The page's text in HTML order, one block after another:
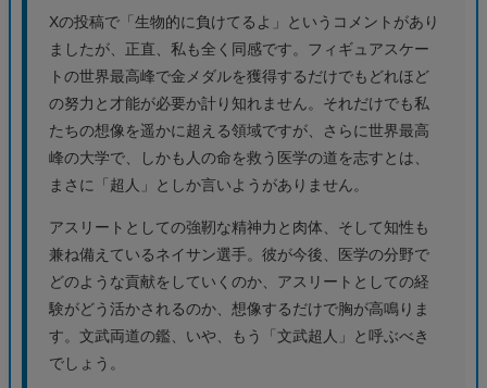
Xの投稿で「生物的に負けてるよ」というコメントがあり
ましたが、正直、私も全く同感です。フィギュアスケー
トの世界最高峰で金メダルを獲得するだけでもどれほど
の努力と才能が必要か計り知れません。それだけでも私
たちの想像を遥かに超える領域ですが、さらに世界最高
峰の大学で、しかも人の命を救う医学の道を志すとは、
まさに「超人」としか言いようがありません。
アスリートとしての強靭な精神力と肉体、そして知性も
兼ね備えているネイサン選手。彼が今後、医学の分野で
どのような貢献をしていくのか、アスリートとしての経
験がどう活かされるのか、想像するだけで胸が高鳴りま
す。文武両道の鑑、いや、もう「文武超人」と呼ぶべき
でしょう。